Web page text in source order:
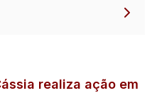
realiza ação em